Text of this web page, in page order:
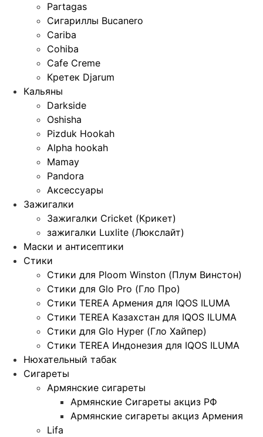
Partagas
Сигариллы Bucanero
Cariba
Cohiba
Cafe Creme
Кретек Djarum
Кальяны
Darkside
Oshisha
Pizduk Hookah
Alpha hookah
Mamay
Pandora
Аксессуары
Зажигалки
Зажигалки Cricket (Крикет)
зажигалки Luxlite (Люкслайт)
Маски и антисептики
Стики
Стики для Ploom Winston (Плум Винстон)
Стики для Glo Pro (Гло Про)
Стики TEREA Армения для IQOS ILUMA
Стики TEREA Казахстан для IQOS ILUMA
Стики для Glo Hyper (Гло Хайпер)
Стики TEREA Индонезия для IQOS ILUMA
Нюхательный табак
Сигареты
Армянские сигареты
Армянские Сигареты акциз РФ
Армянские сигареты акциз Армения
Lifa